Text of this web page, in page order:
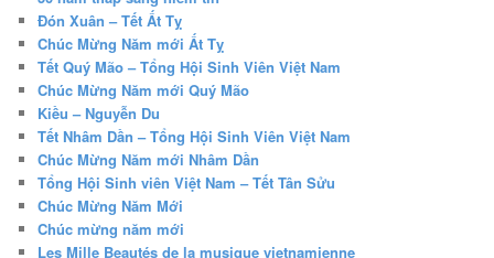
Đón Xuân – Tết Ất Tỵ
Chúc Mừng Năm mới Ất Tỵ
Tết Quý Mão – Tổng Hội Sinh Viên Việt Nam
Chúc Mừng Năm mới Quý Mão
Kiều – Nguyễn Du
Tết Nhâm Dần – Tổng Hội Sinh Viên Việt Nam
Chúc Mừng Năm mới Nhâm Dần
Tổng Hội Sinh viên Việt Nam – Tết Tân Sửu
Chúc Mừng Năm Mới
Chúc mừng năm mới
Les Mille Beautés de la musique vietnamienne